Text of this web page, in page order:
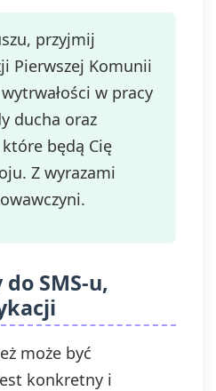
przyjmij
Pierwszej Komunii
w pracy
ducha oraz
będą Cię
Z wyrazami
SMS-u,
może być
konkretny i